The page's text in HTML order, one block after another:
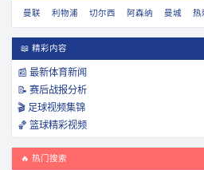
曼联 利物浦 切尔西 阿森纳 曼城 热
📖 精彩内容
📰 最新体育新闻
📝 赛后战报分析
🎬 足球视频集锦
🏀 篮球精彩视频
🔥 热门搜索